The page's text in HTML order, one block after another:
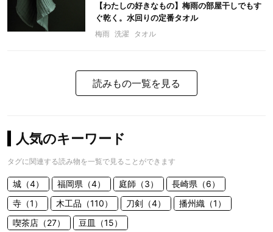
【わたしの好きなもの】梅雨の部屋干しでもす
ぐ乾く。水回りの定番タオル
梅雨 洗濯 タオル
読みもの一覧を見る
人気のキーワード
タグに関連する読み物を一覧で見ることができます
城（4） 福岡県（4） 庭師（3）
長崎県（6）
寺（1）
木工品（110） 刀剣（4）
播州織（1）
喫茶店（27）
豆皿（15）